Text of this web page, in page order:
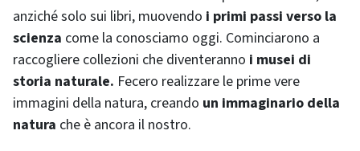
anziché solo sui libri, muovendo i primi passi verso la
scienza come la conosciamo oggi. Cominciarono a
raccogliere collezioni che diventeranno i musei di
storia naturale. Fecero realizzare le prime vere
immagini della natura, creando un immaginario della
natura che è ancora il nostro.